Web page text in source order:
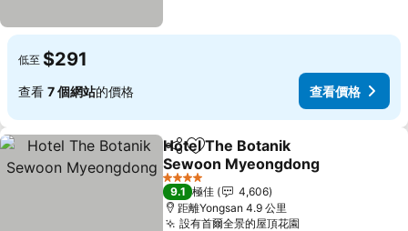
低至 $291
查看 7 個網站的價格 查看價格
分享 放到收藏夾
Hotel The Botanik
Sewoon Myeongdong
查看價格
4 星級
9.1 極佳
4,606
距離Yongsan 4.9 公里
設有首爾全景的屋頂花園